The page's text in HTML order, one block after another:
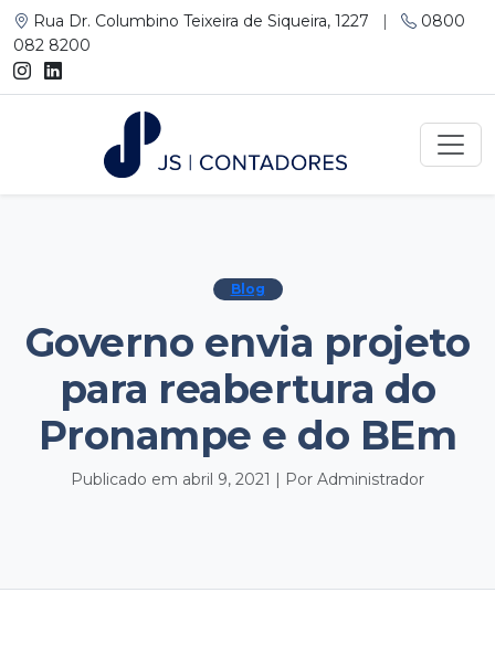
Rua Dr. Columbino Teixeira de Siqueira, 1227 |
0800
082 8200
Blog
Governo envia projeto
para reabertura do
Pronampe e do BEm
Publicado em abril 9, 2021 | Por Administrador